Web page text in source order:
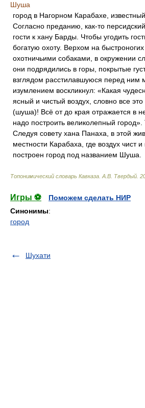
Шуша
город в Нагорном Карабахе,
Согласно преданию, как-то
гости к хану Барды. Чтобы угодить
богатую охоту. Верхом на быстроногих
охотничьими собаками, в окружении
они подрядились в горы, покрытые
взглядом расстилавшуюся перед ним
изумлением воскликнул: «Какая
ясный и чистый воздух, словно все это
(шуша)! Всё от до края отражается в
надо построить великолепный город».
Следуя совету хана Панаха, в этой
местности Карабаха, где воздух чист
построен город под названием Шуша.
Топонимический словарь Кавказа А.В. Твердый
Игры ⚽
Поможем сделать НИР
Синонимы:
город
Шухати